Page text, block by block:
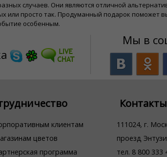
случаев. Они являются отличной
или просто так. Продуманный подарок поможет
особенным.
Мы в
клиентам
цветов
программа
Контакты
111024, г.
проезд
тел. 8 800 333